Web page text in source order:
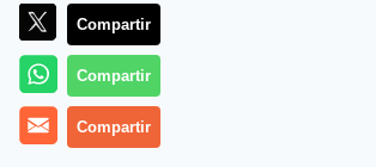
Más información
Compartir
Compartir
Compartir